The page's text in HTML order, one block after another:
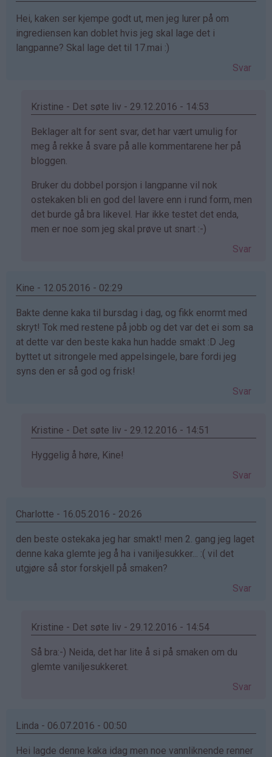
Hei, kaken ser kjempe godt ut, men jeg lurer på om
ingrediensen kan doblet hvis jeg skal lage det i
langpanne? Skal lage det til 17.mai :)
Svar
Kristine - Det søte liv - 29.12.2016 - 14:53
Som
svar
på
Poynoon
(ikke
bekreftet)
Beklager alt for sent svar, det har vært umulig for
meg å rekke å svare på alle kommentarene her på
bloggen.
Bruker du dobbel porsjon i langpanne vil nok
ostekaken bli en god del lavere enn i rund form, men
det burde gå bra likevel. Har ikke testet det enda,
men er noe som jeg skal prøve ut snart :-)
Svar
Kine - 12.05.2016 - 02:29
Bakte denne kaka til bursdag i dag, og fikk enormt med
skryt! Tok med restene på jobb og det var det ei som sa
at dette var den beste kaka hun hadde smakt :D Jeg
byttet ut sitrongele med appelsingele, bare fordi jeg
syns den er så god og frisk!
Svar
Kristine - Det søte liv - 29.12.2016 - 14:51
Som
Kine
bekreftet)
Hyggelig å høre, Kine!
Svar
Charlotte - 16.05.2016 - 20:26
den beste ostekaka jeg har smakt! men 2. gang jeg laget
denne kaka glemte jeg å ha i vaniljesukker... :( vil det
utgjøre så stor forskjell på smaken?
Svar
Kristine - Det søte liv - 29.12.2016 - 14:54
Som
svar
(ikke
Så bra:-) Neida, det har lite å si på smaken om du
glemte vaniljesukkeret.
Svar
Linda - 06.07.2016 - 00:50
Hei lagde denne kaka idag men noe vannliknende renner